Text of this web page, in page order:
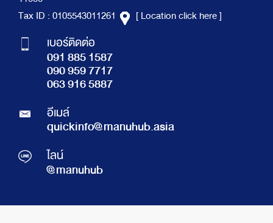
Tax ID : 0105543011261
[ Location click here ]
เบอร์ติดต่อ
091 885 1587
090 959 7717
063 916 5887
อีเมล์
quickinfo@manuhub.asia
ไลน์
@manuhub